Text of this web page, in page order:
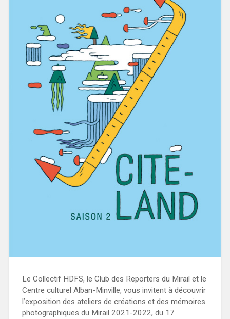
Le Collectif HDFS, le Club des Reporters du Mirail et le
Centre culturel Alban-Minville, vous invitent à découvrir
l’exposition des ateliers de créations et des mémoires
photographiques du Mirail 2021-2022, du 17